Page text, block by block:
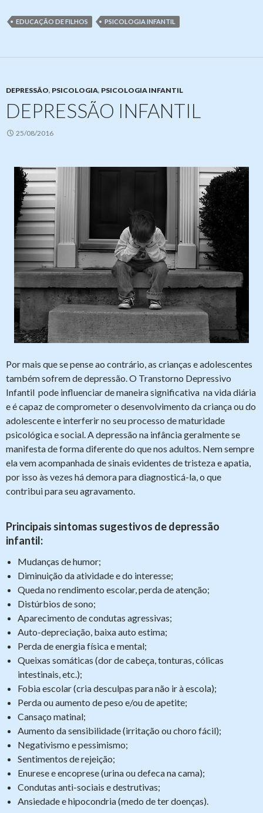
EDUCAÇÃO DE FILHOS PSICOLOGIA INFANTIL
DEPRESSÃO, PSICOLOGIA, PSICOLOGIA INFANTIL
DEPRESSÃO INFANTIL
25/08/2016
Por mais que se pense ao contrário, as crianças e adolescentes
também sofrem de depressão. O Transtorno Depressivo
Infantil pode influenciar de maneira significativa na vida diária
e é capaz de comprometer o desenvolvimento da criança ou do
adolescente e interferir no seu processo de maturidade
psicológica e social. A depressão na infância geralmente se
manifesta de forma diferente do que nos adultos. Nem sempre
ela vem acompanhada de sinais evidentes de tristeza e apatia,
por isso às vezes há demora para diagnosticá-la, o que
contribui para seu agravamento.
Principais sintomas sugestivos de depressão
infantil:
Mudanças de humor;
Diminuição da atividade e do interesse;
Queda no rendimento escolar, perda de atenção;
Distúrbios de sono;
Aparecimento de condutas agressivas;
Auto-depreciação, baixa auto estima;
Perda de energia física e mental;
Queixas somáticas (dor de cabeça, tonturas, cólicas
intestinais, etc.);
Fobia escolar (cria desculpas para não ir à escola);
Perda ou aumento de peso e/ou de apetite;
Cansaço matinal;
Aumento da sensibilidade (irritação ou choro fácil);
Negativismo e pessimismo;
Sentimentos de rejeição;
Enurese e encoprese (urina ou defeca na cama);
Condutas anti-sociais e destrutivas;
Ansiedade e hipocondria (medo de ter doenças).